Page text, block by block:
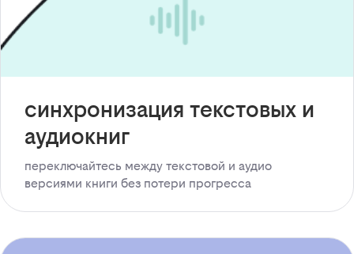
синхронизация текстовых и
аудиокниг
переключайтесь между текстовой и аудио
версиями книги без потери прогресса